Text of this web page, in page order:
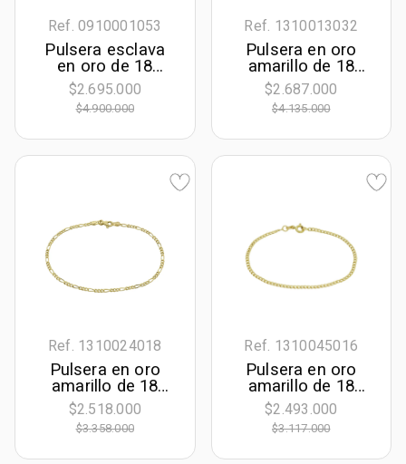
Ref. 0910001053
Pulsera esclava
en oro de 18
Kilates, Barras, 19
cm. de largo, 3.50
mm. de ancho
$2.695.000
$4.900.000
Ref. 1310013032
Pulsera en oro
amarillo de 18
Kilates, 19 cm. de
largo, 1.80 mm. de
ancho
$2.687.000
$4.135.000
Ref. 1310024018
Pulsera en oro
amarillo de 18
Kilates, 19 cm. de
largo, 2 mm. de
ancho
$2.518.000
$3.358.000
Ref. 1310045016
Pulsera en oro
amarillo de 18
Kilates, 19 cm. de
largo, 2 mm. de
ancho
$2.493.000
$3.117.000